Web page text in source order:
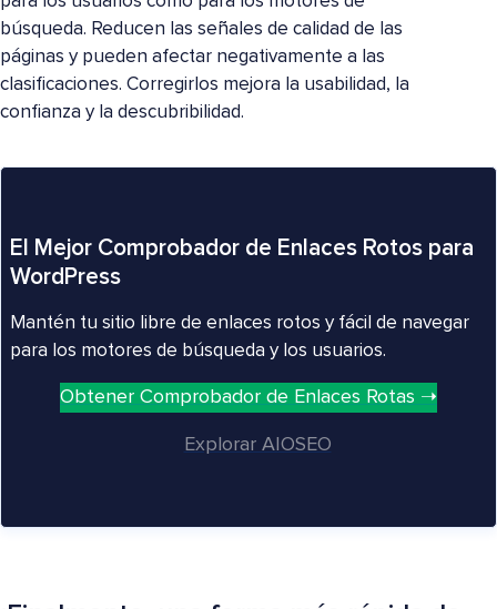
búsqueda. Reducen las señales de calidad de las
páginas y pueden afectar negativamente a las
clasificaciones. Corregirlos mejora la usabilidad, la
confianza y la descubribilidad.
El Mejor Comprobador de Enlaces Rotos para
WordPress
Mantén tu sitio libre de enlaces rotos y fácil de navegar
para los motores de búsqueda y los usuarios.
Obtener Comprobador de Enlaces Rotas ➝
Explorar AIOSEO